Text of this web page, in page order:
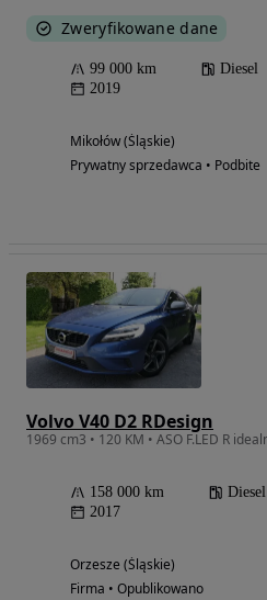
Zweryfikowane dane
99 000 km Diesel
2019
Mikołów (Śląskie)
Prywatny sprzedawca • Podbite
Volvo V40 D2 RDesign
158 000 km Diesel
2017
Orzesze (Śląskie)
Firma • Opublikowano